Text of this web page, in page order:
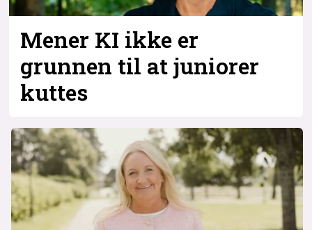
Mener KI ikke er
grunnen til at juniorer
kuttes